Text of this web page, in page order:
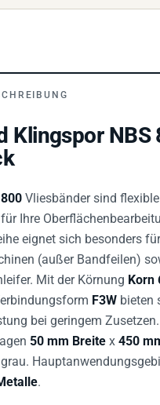
Klingspor NBS
Vliesbänder sind flexible
Ihre
eignet sich besonders für
(außer Bandfeilen)
Mit der Körnung Korn
F3W bieten
bei geringem
50 mm Breite x 450
.